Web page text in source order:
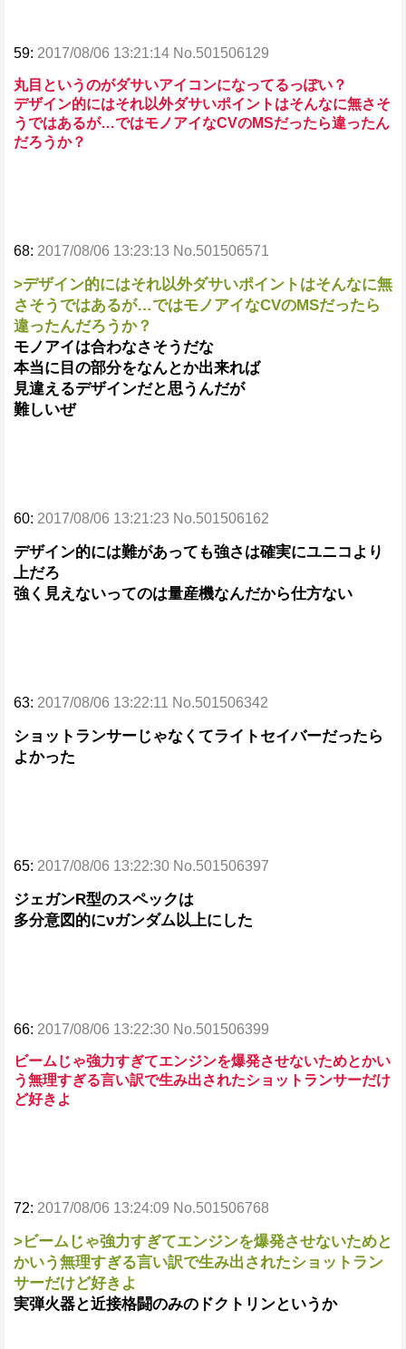
59: 2017/08/06 13:21:14 No.501506129
丸目というのがダサいアイコンになってるっぽい？
デザイン的にはそれ以外ダサいポイントはそんなに無さそ
うではあるが…ではモノアイなCVのMSだったら違ったん
だろうか？
68: 2017/08/06 13:23:13 No.501506571
>デザイン的にはそれ以外ダサいポイントはそんなに無
さそうではあるが…ではモノアイなCVのMSだったら
違ったんだろうか？
モノアイは合わなさそうだな
本当に目の部分をなんとか出来れば
見違えるデザインだと思うんだが
難しいぜ
60: 2017/08/06 13:21:23 No.501506162
デザイン的には難があっても強さは確実にユニコより
上だろ
強く見えないってのは量産機なんだから仕方ない
63: 2017/08/06 13:22:11 No.501506342
ショットランサーじゃなくてライトセイバーだったら
よかった
65: 2017/08/06 13:22:30 No.501506397
ジェガンR型のスペックは
多分意図的にνガンダム以上にした
66: 2017/08/06 13:22:30 No.501506399
ビームじゃ強力すぎてエンジンを爆発させないためとかい
う無理すぎる言い訳で生み出されたショットランサーだけ
ど好きよ
72: 2017/08/06 13:24:09 No.501506768
>ビームじゃ強力すぎてエンジンを爆発させないためと
かいう無理すぎる言い訳で生み出されたショットラン
サーだけど好きよ
実弾火器と近接格闘のみのドクトリンというか